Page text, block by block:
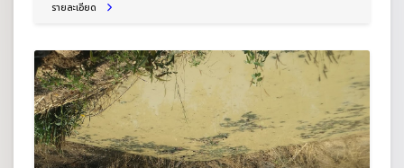
รายละเอียด